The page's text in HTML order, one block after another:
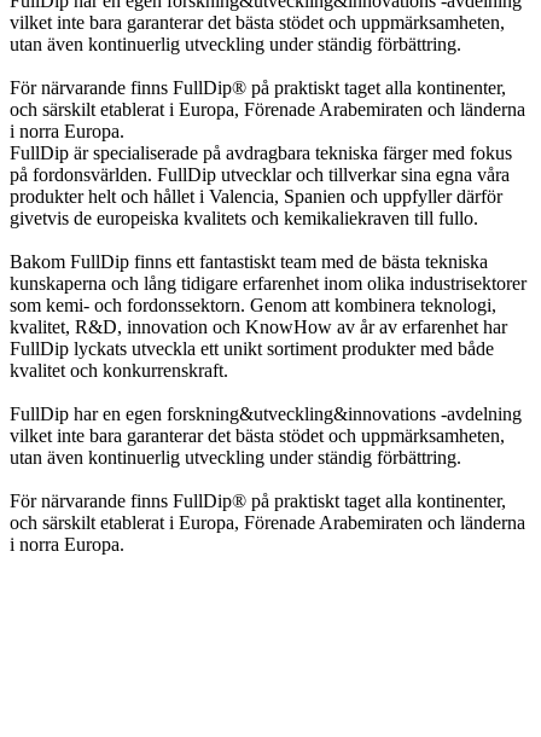
vilket inte bara garanterar det bästa stödet och uppmärksamheten,
utan även kontinuerlig utveckling under ständig förbättring.
För närvarande finns FullDip® på praktiskt taget alla kontinenter,
och särskilt etablerat i Europa, Förenade Arabemiraten och länderna
i norra Europa.
FullDip är specialiserade på avdragbara tekniska färger med fokus
på fordonsvärlden. FullDip utvecklar och tillverkar sina egna våra
produkter helt och hållet i Valencia, Spanien och uppfyller därför
givetvis de europeiska kvalitets och kemikaliekraven till fullo.
Bakom FullDip finns ett fantastiskt team med de bästa tekniska
kunskaperna och lång tidigare erfarenhet inom olika industrisektorer
som kemi- och fordonssektorn. Genom att kombinera teknologi,
kvalitet, R&D, innovation och KnowHow av år av erfarenhet har
FullDip lyckats utveckla ett unikt sortiment produkter med både
kvalitet och konkurrenskraft.
FullDip har en egen forskning&utveckling&innovations -avdelning
vilket inte bara garanterar det bästa stödet och uppmärksamheten,
utan även kontinuerlig utveckling under ständig förbättring.
För närvarande finns FullDip® på praktiskt taget alla kontinenter,
och särskilt etablerat i Europa, Förenade Arabemiraten och länderna
i norra Europa.